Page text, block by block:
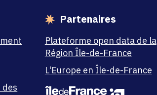
Partenaires
Plateforme open data de la
Région Île-de-France
L'Europe en Île-de-France